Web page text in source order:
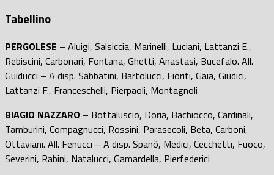
Tabellino
PERGOLESE – Aluigi, Salsiccia, Marinelli, Luciani, Lattanzi E.,
Rebiscini, Carbonari, Fontana, Ghetti, Anastasi, Bucefalo. All.
Guiducci – A disp. Sabbatini, Bartolucci, Fioriti, Gaia, Giudici,
Lattanzi F., Franceschelli, Pierpaoli, Montagnoli
BIAGIO NAZZARO – Bottaluscio, Doria, Bachiocco, Cardinali,
Tamburini, Compagnucci, Rossini, Parasecoli, Beta, Carboni,
Ottaviani. All. Fenucci – A disp. Spanò, Medici, Cecchetti, Fuoco,
Severini, Rabini, Natalucci, Gamardella, Pierfederici